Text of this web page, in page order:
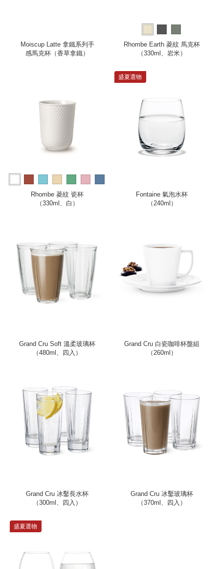
Moiscup Latte 拿鐵系列手
感馬克杯（香草拿鐵）
Rhombe Earth 菱紋 馬克杯
（330ml、岩米）
more
Rhombe 菱紋 瓷杯
（330ml、白）
盛夏選物
Fontaine 氣泡水杯
（240ml）
Grand Cru Soft 溫柔玻璃杯
（480ml、四入）
Grand Cru 白瓷咖啡杯盤組
（260ml）
Grand Cru 冰鑿長水杯
（300ml、四入）
Grand Cru 冰鑿玻璃杯
（370ml、四入）
盛夏選物